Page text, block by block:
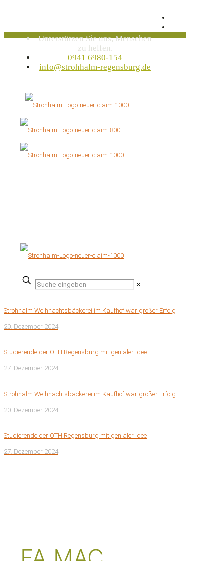
Unterstützen Sie uns, Menschen
zu helfen.
0941 6980-154
info@strohhalm-regensburg.de
✕
Strohhalm Weihnachtsbäckerei im Kaufhof war großer Erfolg
20. Dezember 2024
Studierende der OTH Regensburg mit genialer Idee
27. Dezember 2024
Strohhalm Weihnachtsbäckerei im Kaufhof war großer Erfolg
20. Dezember 2024
Studierende der OTH Regensburg mit genialer Idee
27. Dezember 2024